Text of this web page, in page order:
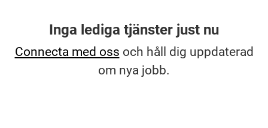
Inga lediga tjänster just nu
Connecta med oss och håll dig uppdaterad
om nya jobb.